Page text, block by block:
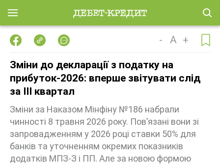
- A +
Зміни до декларації з податку на
прибуток-2026: вперше звітувати слід
за ІІІ квартал
Зміни за Наказом Мінфіну №186 набрали
чинності 8 травня 2026 року. Пов’язані вони зі
запровадженням у 2026 році ставки 50% для
банків та уточненням окремих показників
додатків МПЗ-З і ПП. Але за новою формою